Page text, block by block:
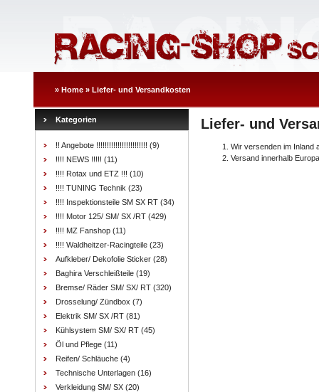
» Home » Liefer- und Versandkosten
Kategorien
!! Angebote !!!!!!!!!!!!!!!!!!!!!!!! (9)
!!!! NEWS !!!!! (11)
!!!! Rotax und ETZ !!! (10)
!!!! TUNING Technik (23)
!!!! Inspektionsteile SM SX RT (34)
!!!! Motor 125/ SM/ SX /RT (429)
!!!! MZ Fanshop (11)
!!!! Waldheitzer-Racingteile (23)
Aufkleber/ Dekofolie Sticker (28)
Baghira Verschleißteile (19)
Bremse/ Räder SM/ SX/ RT (320)
Drosselung/ Zündbox (7)
Elektrik SM/ SX /RT (81)
Kühlsystem SM/ SX/ RT (45)
Öl und Pflege (11)
Reifen/ Schläuche (4)
Technische Unterlagen (16)
Verkleidung SM/ SX (20)
Liefer- und
Wir versenden im Inland
Versand innerhalb